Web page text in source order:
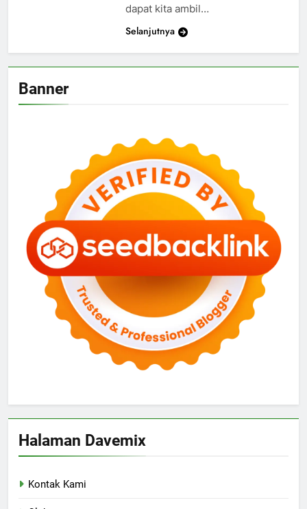
dapat kita ambil…
Selanjutnya
Banner
Halaman Davemix
Kontak Kami